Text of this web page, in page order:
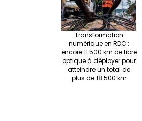
Transformation
numérique en RDC :
encore 11.500 km de fibre
optique à déployer pour
atteindre un total de
plus de 18.500 km